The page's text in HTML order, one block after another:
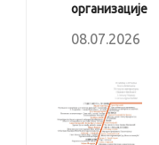
организације
08.07.2026